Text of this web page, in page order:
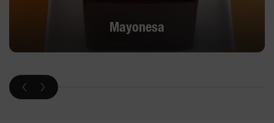
Mayonesa